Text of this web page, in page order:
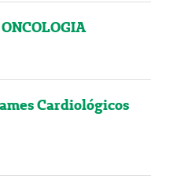
Cardiológicos